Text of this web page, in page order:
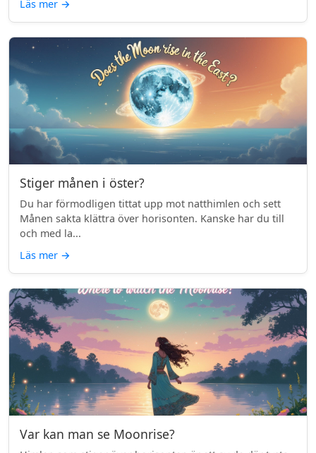
Läs mer →
Stiger månen i öster?
Du har förmodligen tittat upp mot natthimlen och sett
Månen sakta klättra över horisonten. Kanske har du till
och med la...
Läs mer →
Var kan man se Moonrise?